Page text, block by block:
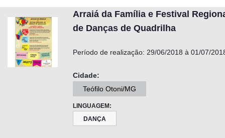
Arraiá da Família e Festival
de Danças de Quadrilha
Período de realização: 29/06/2018 à 01/07/
Cidade:
Teófilo Otoni/MG
LINGUAGEM:
DANÇA